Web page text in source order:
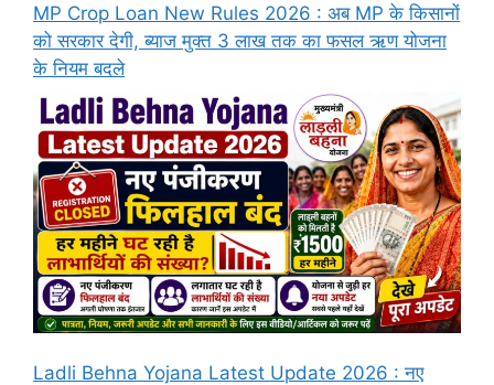
MP Crop Loan New Rules 2026 : अब MP के किसानों
को सरकार देगी, ब्याज मुक्त 3 लाख तक का फसल ऋण योजना
के नियम बदले
Ladli Behna Yojana Latest Update 2026 : नए